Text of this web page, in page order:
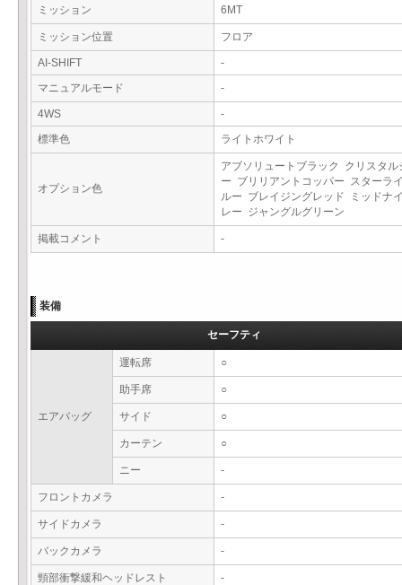
ミッション 6MT
ミッション位置 フロア
AI-SHIFT
-
マニュアルモード
-
4WS
-
標準色
ライトホワイト
オプション色
アブソリュートブラック クリスタル
ー ブリリアントコッパー スターラ
ルー ブレイジングレッド ミッドナ
レー ジャングルグリーン
掲載コメント -
装備
セーフティ
エアバッグ
運転席 ○
助手席 ○
サイド ○
カーテン ○
ニー -
フロントカメラ -
サイドカメラ -
バックカメラ -
頸部衝撃緩和ヘッドレスト -